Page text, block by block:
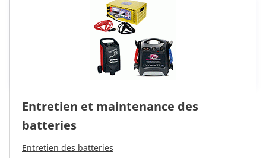
Entretien et maintenance des
batteries
Entretien des batteries